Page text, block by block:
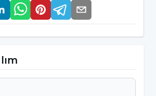
hissi
bebeklerde
ciddi sorunlara neden
Bu soruların başında da böbrek